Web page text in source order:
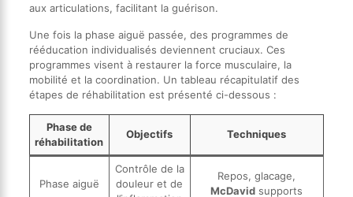
aux articulations, facilitant la guérison.
Une fois la phase aiguë passée, des programmes de
rééducation individualisés deviennent cruciaux. Ces
programmes visent à restaurer la force musculaire, la
mobilité et la coordination. Un tableau récapitulatif des
étapes de réhabilitation est présenté ci-dessous :
Phase de
réhabilitation
Objectifs Techniques
Phase aiguë
Contrôle de la
douleur et de
Repos, glacage,
McDavid supports